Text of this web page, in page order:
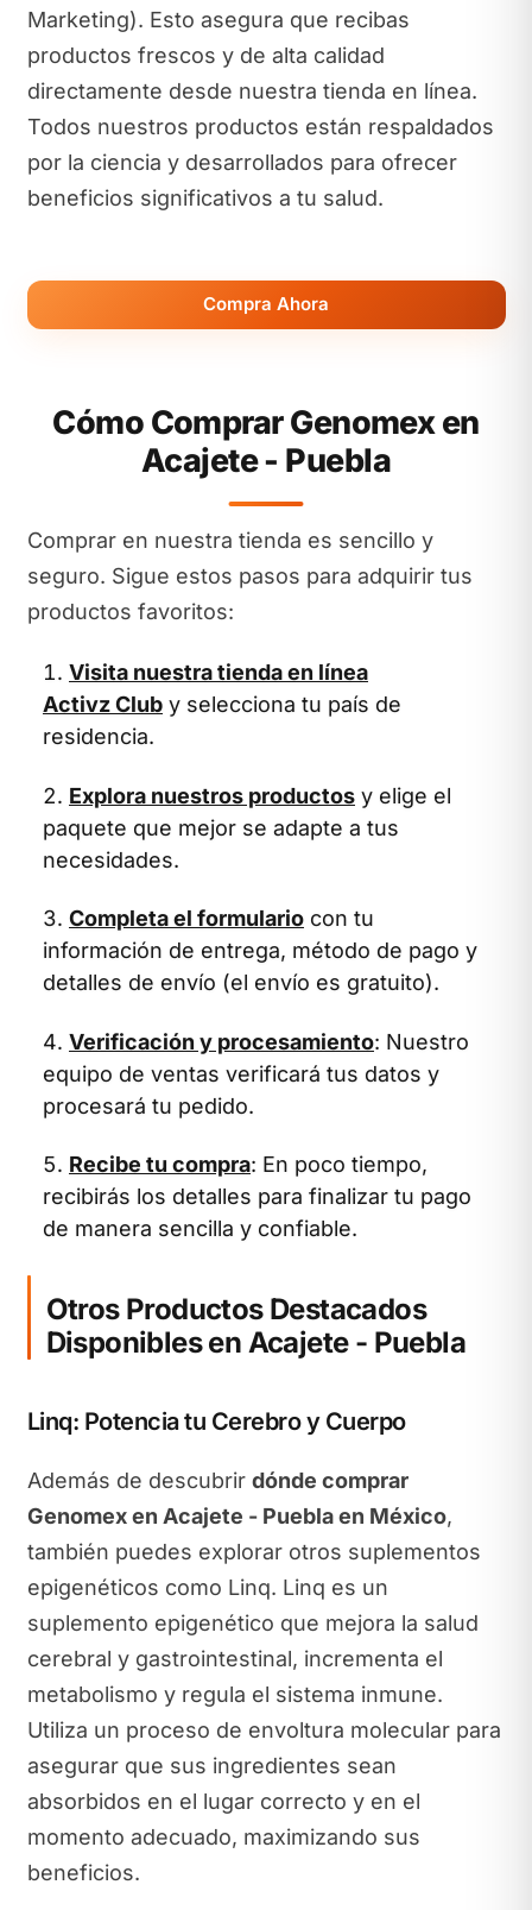
Marketing). Esto asegura que recibas
productos frescos y de alta calidad
directamente desde nuestra tienda en línea.
Todos nuestros productos están respaldados
por la ciencia y desarrollados para ofrecer
beneficios significativos a tu salud.
Compra Ahora
Cómo Comprar Genomex en
Acajete - Puebla
Comprar en nuestra tienda es sencillo y
seguro. Sigue estos pasos para adquirir tus
productos favoritos:
Visita nuestra tienda en línea
Activz Club y selecciona tu país de
residencia.
Explora nuestros productos y elige el
paquete que mejor se adapte a tus
necesidades.
Completa el formulario con tu
información de entrega, método de pago y
detalles de envío (el envío es gratuito).
Verificación y procesamiento: Nuestro
equipo de ventas verificará tus datos y
procesará tu pedido.
Recibe tu compra: En poco tiempo,
recibirás los detalles para finalizar tu pago
de manera sencilla y confiable.
Otros Productos Destacados
Disponibles en Acajete - Puebla
Linq: Potencia tu Cerebro y Cuerpo
Además de descubrir dónde comprar
Genomex en Acajete - Puebla en México,
también puedes explorar otros suplementos
epigenéticos como Linq. Linq es un
suplemento epigenético que mejora la salud
cerebral y gastrointestinal, incrementa el
metabolismo y regula el sistema inmune.
Utiliza un proceso de envoltura molecular para
asegurar que sus ingredientes sean
absorbidos en el lugar correcto y en el
momento adecuado, maximizando sus
beneficios.